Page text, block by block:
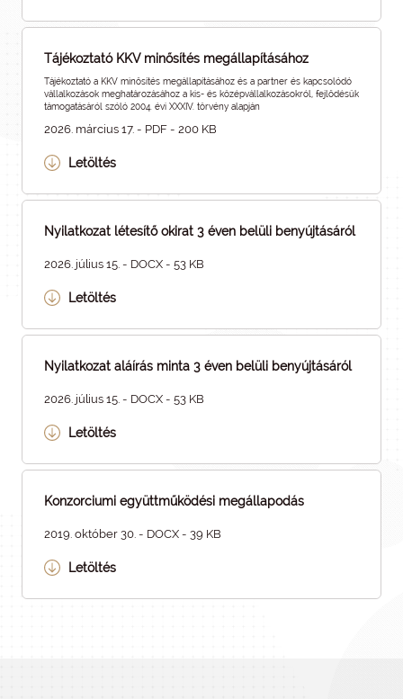
Tájékoztató KKV minősítés megállapításához
Tájékoztató a KKV minősítés megállapításához és a partner és kapcsolódó
vállalkozások meghatározásához a kis- és középvállalkozásokról, fejlődésük
támogatásáról szóló 2004. évi XXXIV. törvény alapján
2026. március 17. - PDF - 200 KB
Letöltés
Nyilatkozat létesítő okirat 3 éven belüli benyújtásáról
2026. július 15. - DOCX - 53 KB
Letöltés
Nyilatkozat aláírás minta 3 éven belüli benyújtásáról
2026. július 15. - DOCX - 53 KB
Letöltés
Konzorciumi együttműködési megállapodás
2019. október 30. - DOCX - 39 KB
Letöltés